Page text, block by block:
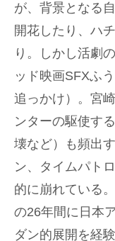
が、背景となる
開花したり、ハ
り。しかし活劇
ッド映画SFXふ
追っかけ）。宮
ンターの駆使す
壊など）も頻出
ン、タイムパト
的に崩れている
の26年間に日本
ダン的展開を経